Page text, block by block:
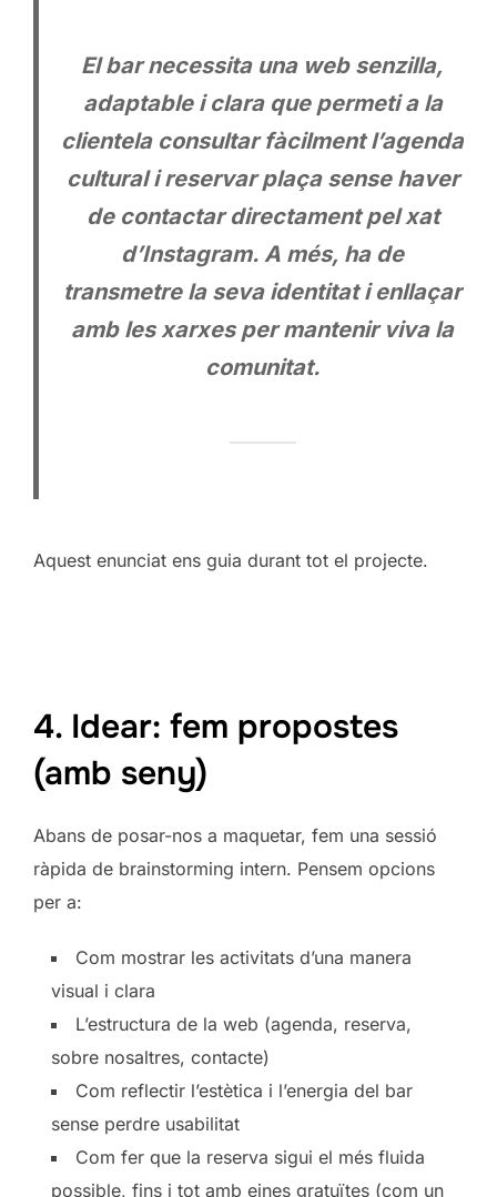
El bar necessita una web senzilla,
adaptable i clara que permeti a la
clientela consultar fàcilment l’agenda
cultural i reservar plaça sense haver
de contactar directament pel xat
d’Instagram. A més, ha de
transmetre la seva identitat i enllaçar
amb les xarxes per mantenir viva la
comunitat.
Aquest enunciat ens guia durant tot el projecte.
4. Idear: fem propostes
(amb seny)
Abans de posar-nos a maquetar, fem una sessió
ràpida de brainstorming intern. Pensem opcions
per a:
Com mostrar les activitats d’una manera
visual i clara
L’estructura de la web (agenda, reserva,
sobre nosaltres, contacte)
Com reflectir l’estètica i l’energia del bar
sense perdre usabilitat
Com fer que la reserva sigui el més fluida
possible, fins i tot amb eines gratuïtes (com un